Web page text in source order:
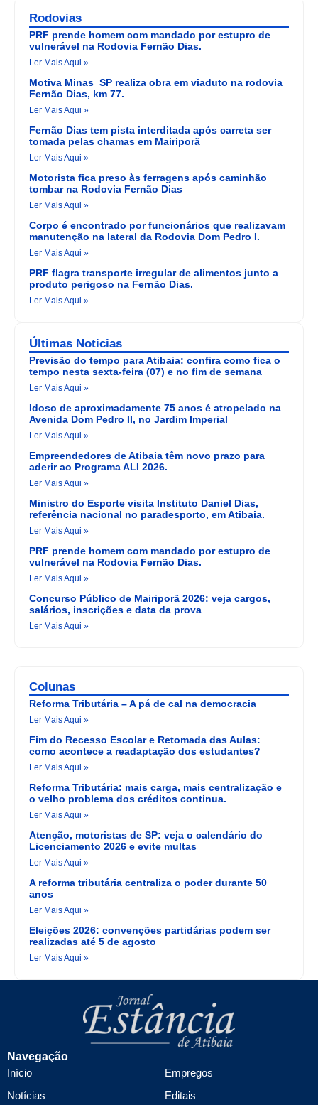
Rodovias
PRF prende homem com mandado por estupro de
vulnerável na Rodovia Fernão Dias.
Ler Mais Aqui »
Motiva Minas_SP realiza obra em viaduto na rodovia
Fernão Dias, km 77.
Ler Mais Aqui »
Fernão Dias tem pista interditada após carreta ser
tomada pelas chamas em Mairiporã
Ler Mais Aqui »
Motorista fica preso às ferragens após caminhão
tombar na Rodovia Fernão Dias
Ler Mais Aqui »
Corpo é encontrado por funcionários que realizavam
manutenção na lateral da Rodovia Dom Pedro I.
Ler Mais Aqui »
PRF flagra transporte irregular de alimentos junto a
produto perigoso na Fernão Dias.
Ler Mais Aqui »
Últimas Noticias
Previsão do tempo para Atibaia: confira como fica o
tempo nesta sexta-feira (07) e no fim de semana
Ler Mais Aqui »
Idoso de aproximadamente 75 anos é atropelado na
Avenida Dom Pedro II, no Jardim Imperial
Ler Mais Aqui »
Empreendedores de Atibaia têm novo prazo para
aderir ao Programa ALI 2026.
Ler Mais Aqui »
Ministro do Esporte visita Instituto Daniel Dias,
referência nacional no paradesporto, em Atibaia.
Ler Mais Aqui »
PRF prende homem com mandado por estupro de
vulnerável na Rodovia Fernão Dias.
Ler Mais Aqui »
Concurso Público de Mairiporã 2026: veja cargos,
salários, inscrições e data da prova
Ler Mais Aqui »
Colunas
Reforma Tributária – A pá de cal na democracia
Ler Mais Aqui »
Fim do Recesso Escolar e Retomada das Aulas:
como acontece a readaptação dos estudantes?
Ler Mais Aqui »
Reforma Tributária: mais carga, mais centralização e
o velho problema dos créditos continua.
Ler Mais Aqui »
Atenção, motoristas de SP: veja o calendário do
Licenciamento 2026 e evite multas
Ler Mais Aqui »
A reforma tributária centraliza o poder durante 50
anos
Ler Mais Aqui »
Eleições 2026: convenções partidárias podem ser
realizadas até 5 de agosto
Ler Mais Aqui »
Navegação
Início
Notícias
Empregos
Editais